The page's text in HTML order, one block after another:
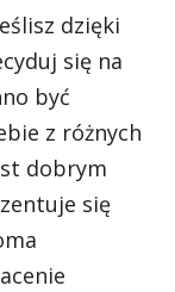
dzięki
się na
być
z różnych
dobrym
się